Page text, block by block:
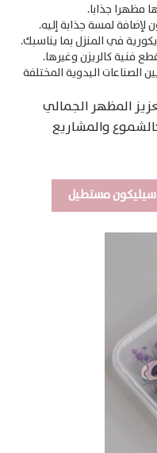
مظهرا جذابا.
لإضافة لمسة جذابة إليه.
في المنزل بما يناسبك.
فنية كالريزن وغيرها.
الصناعات اليدوية المختلفة
المظهر الجمالي
والمشاريع
مستطيل